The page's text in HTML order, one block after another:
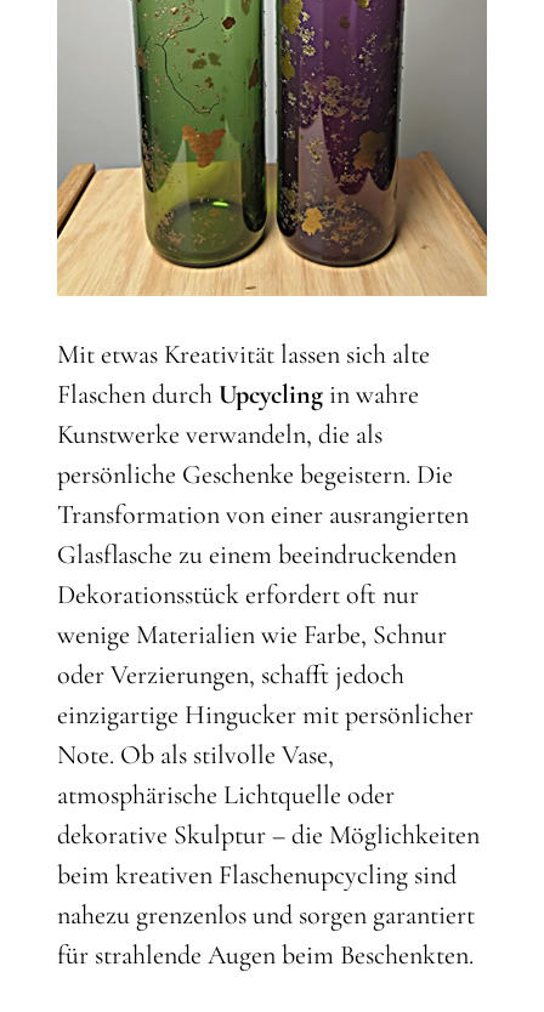
Mit etwas Kreativität lassen sich alte
Flaschen durch Upcycling in wahre
Kunstwerke verwandeln, die als
persönliche Geschenke begeistern. Die
Transformation von einer ausrangierten
Glasflasche zu einem beeindruckenden
Dekorationsstück erfordert oft nur
wenige Materialien wie Farbe, Schnur
oder Verzierungen, schafft jedoch
einzigartige Hingucker mit persönlicher
Note. Ob als stilvolle Vase,
atmosphärische Lichtquelle oder
dekorative Skulptur – die Möglichkeiten
beim kreativen Flaschenupcycling sind
nahezu grenzenlos und sorgen garantiert
für strahlende Augen beim Beschenkten.